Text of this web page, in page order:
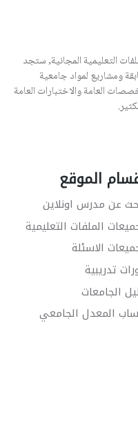
التعليمية المجانية, ستجد
ومشاريع لمواد جامعية
العامة والاختبارات العامة
الموقع
عن مدرس اونلاين
الملفات التعليمية
الاسئلة
تدريبية
الجامعات
المعدل الجامعي